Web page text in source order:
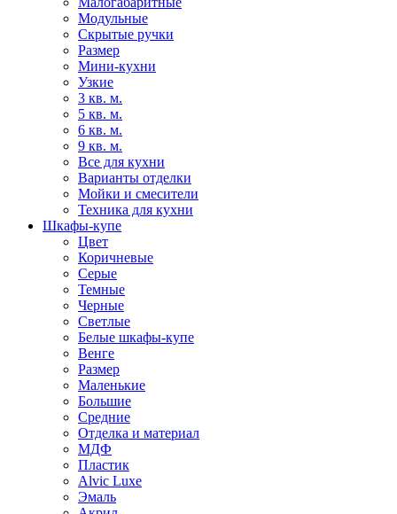
Модульные
Скрытые ручки
Размер
Мини-кухни
Узкие
3 кв. м.
5 кв. м.
6 кв. м.
9 кв. м.
Все для кухни
Варианты отделки
Мойки и смесители
Техника для кухни
Шкафы-купе
Цвет
Коричневые
Серые
Темные
Черные
Светлые
Белые шкафы-купе
Венге
Размер
Маленькие
Большие
Средние
Отделка и материал
МДФ
Пластик
Alvic Luxe
Эмаль